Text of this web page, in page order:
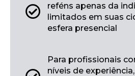
reféns apenas da
limitados em suas
esfera presencial
Para profissionais
níveis de